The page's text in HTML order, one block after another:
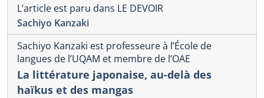
L’article est paru dans LE DEVOIR
Sachiyo Kanzaki
Sachiyo Kanzaki est professeure à l’École de
langues de l’UQAM et membre de l’OAE
La littérature japonaise, au-delà des
haïkus et des mangas